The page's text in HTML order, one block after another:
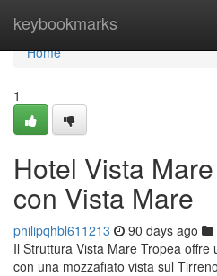
keybookmarks
Home
Home
1
Hotel Vista
con Vista Mare
philipqhbl611213 90 days ago
Il Struttura Vista Mare Tropea
con una mozzafiato vista sul